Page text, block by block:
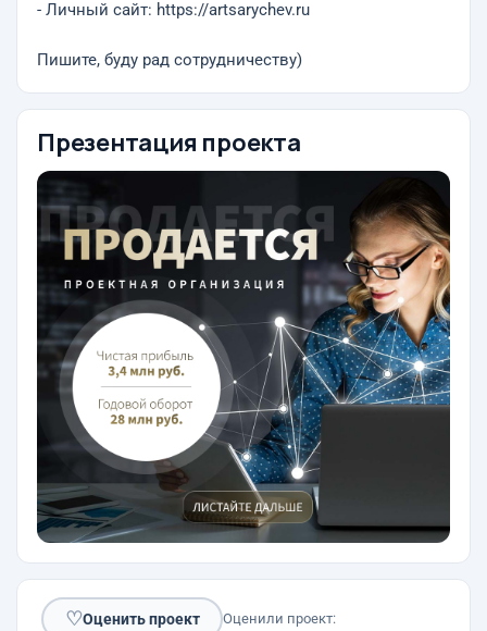
- Личный сайт: https://artsarychev.ru
Пишите, буду рад сотрудничеству)
Презентация проекта
♡Оценить проект Оценили проект: